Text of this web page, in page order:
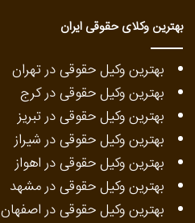
بهترین وکلای حقوقی ایران
بهترین وکیل حقوقی در تهران
بهترین وکیل حقوقی در کرج
بهترین وکیل حقوقی در تبریز
بهترین وکیل حقوقی در شیراز
بهترین وکیل حقوقی در اهواز
بهترین وکیل حقوقی در مشهد
بهترین وکیل حقوقی در اصفهان